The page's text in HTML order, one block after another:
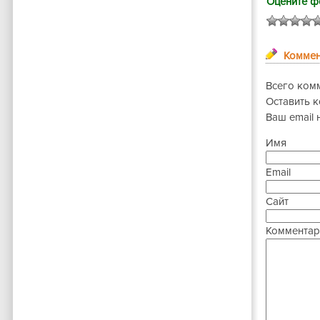
Всего
Оставить
Ваш email
Имя
Email
Сайт